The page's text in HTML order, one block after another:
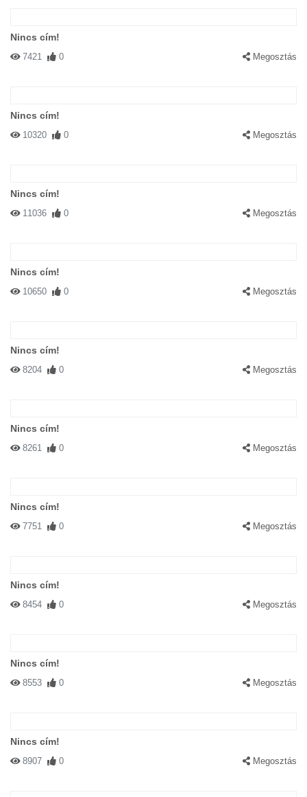
Nincs cím!
7421 0 Megosztás
Nincs cím!
10320 0 Megosztás
Nincs cím!
11036 0 Megosztás
Nincs cím!
10650 0 Megosztás
Nincs cím!
8204 0 Megosztás
Nincs cím!
8261 0 Megosztás
Nincs cím!
7751 0 Megosztás
Nincs cím!
8454 0 Megosztás
Nincs cím!
8553 0 Megosztás
Nincs cím!
8907 0 Megosztás